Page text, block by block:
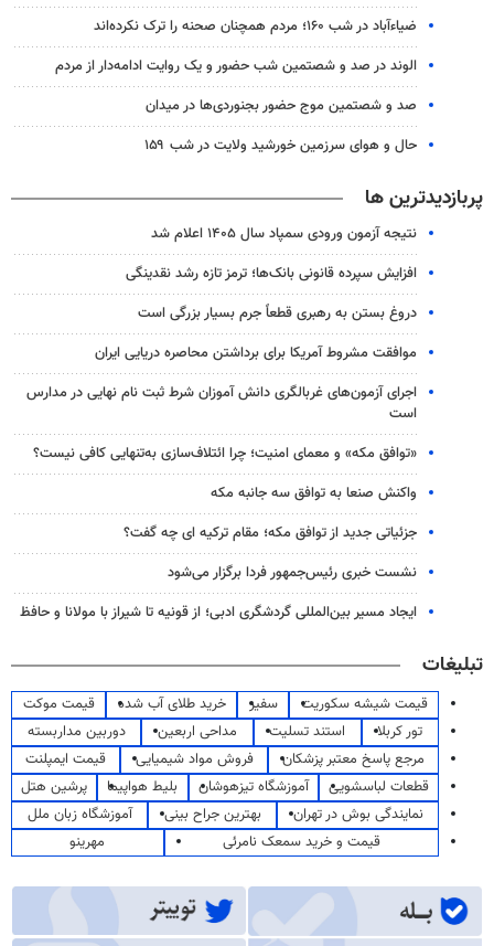
ضیاء‌آباد در شب ۱۶۰؛ مردم همچنان صحنه را ترک نکرده‌اند
الوند در صد و شصتمین شب حضور و یک روایت ادامه‌دار از مردم
صد و شصتمین موج حضور بجنوردی‌ها در میدان
حال و هوای سرزمین خورشید ولایت در شب ۱۵۹
پربازدیدترین ها
نتیجه آزمون ورودی سمپاد سال ۱۴۰۵ اعلام شد
افزایش سپرده قانونی بانک‌ها؛ ترمز تازه رشد نقدینگی
دروغ بستن به رهبری قطعاً جرم بسیار بزرگی است
موافقت مشروط آمریکا برای برداشتن محاصره دریایی ایران
اجرای آزمون‌های غربالگری دانش آموزان شرط ثبت نام نهایی در مدارس
است
«توافق مکه» و معمای امنیت؛ چرا ائتلاف‌سازی به‌تنهایی کافی نیست؟
واکنش صنعا به توافق سه جانبه مکه
جزئیاتی جدید از توافق مکه؛ مقام ترکیه ای چه گفت؟
نشست خبری رئیس‌جمهور فردا برگزار می‌شود
ایجاد مسیر بین‌المللی گردشگری ادبی؛ از قونیه تا شیراز با مولانا و حافظ
تبلیغات
قیمت شیشه سکوریت سفیر خرید طلای آب شده
قیمت موکت
تور کربلا
استند تسلیت مداحی اربعین
دوربین مداربسته
مرجع پاسخ معتبر پزشکان
فروش مواد شیمیایی
قیمت ایمپلنت
قطعات لباسشویی
آموزشگاه تیزهوشان بلیط هواپیما
پرشین هتل
نمایندگی بوش در تهران
بهترین جراح بینی
آموزشگاه زبان ملل
قیمت و خرید سمعک نامرئی
مهرینو